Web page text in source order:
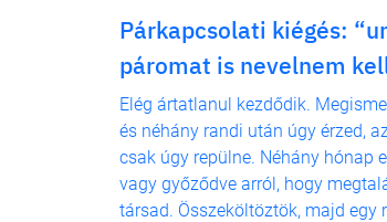
Párkapcsolati kiégés:
páromat is nevelnem
Elég ártatlanul kezdődik.
és néhány randi után úgy érzed,
csak úgy repülne. Néhány hónap
vagy győződve arról, hogy
társad. Összeköltöztök, majd egy